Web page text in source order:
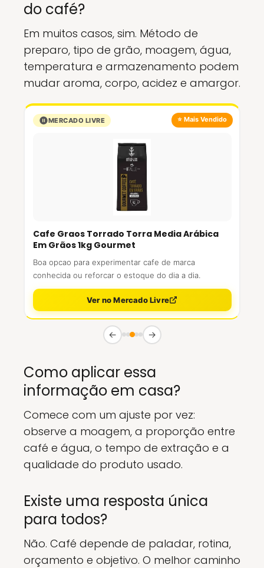
do café?
Em muitos casos, sim. Método de
preparo, tipo de grão, moagem, água,
temperatura e armazenamento podem
mudar aroma, corpo, acidez e amargor.
⭐ Mais Vendido
MERCADO LIVRE
Cafe Graos Torrado Torra Media Arábica
Em Grãos 1kg Gourmet
Boa opcao para experimentar cafe de marca
conhecida ou reforcar o estoque do dia a dia.
Ver no Mercado Livre
← →
Como aplicar essa
informação em casa?
Comece com um ajuste por vez:
observe a moagem, a proporção entre
café e água, o tempo de extração e a
qualidade do produto usado.
Existe uma resposta única
para todos?
Não. Café depende de paladar, rotina,
orçamento e objetivo. O melhor caminho